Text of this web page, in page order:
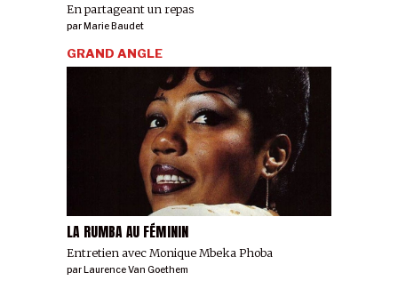
En partageant un repas
parMarie Baudet
LA RUMBA AU FÉMININ
Entretien avec Monique Mbeka Phoba
GRAND ANGLE
parLaurence Van Goethem